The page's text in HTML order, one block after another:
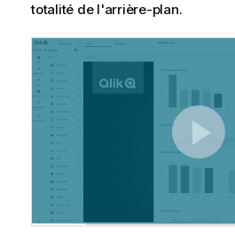
totalité de l'arrière-plan.